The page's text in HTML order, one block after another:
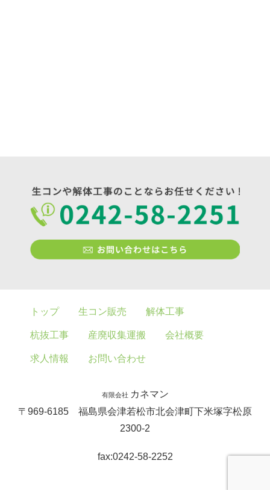
トップ 生コン販売 解体工事
杭抜工事 産廃収集運搬 会社概要
求人情報 お問い合わせ
有限会社 カネマン
〒969-6185 福島県会津若松市北会津町下米塚字松原
2300-2
fax:0242-58-2252